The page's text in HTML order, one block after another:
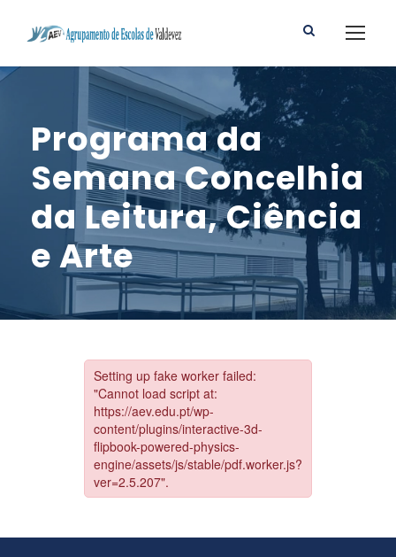
Programa da
Semana Concelhia
da Leitura, Ciência
e Arte